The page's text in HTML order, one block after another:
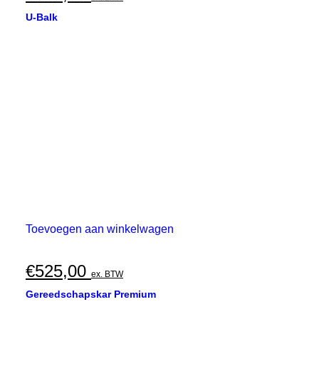
U-Balk
Toevoegen aan winkelwagen
€525,00 ex. BTW
Gereedschapskar Premium